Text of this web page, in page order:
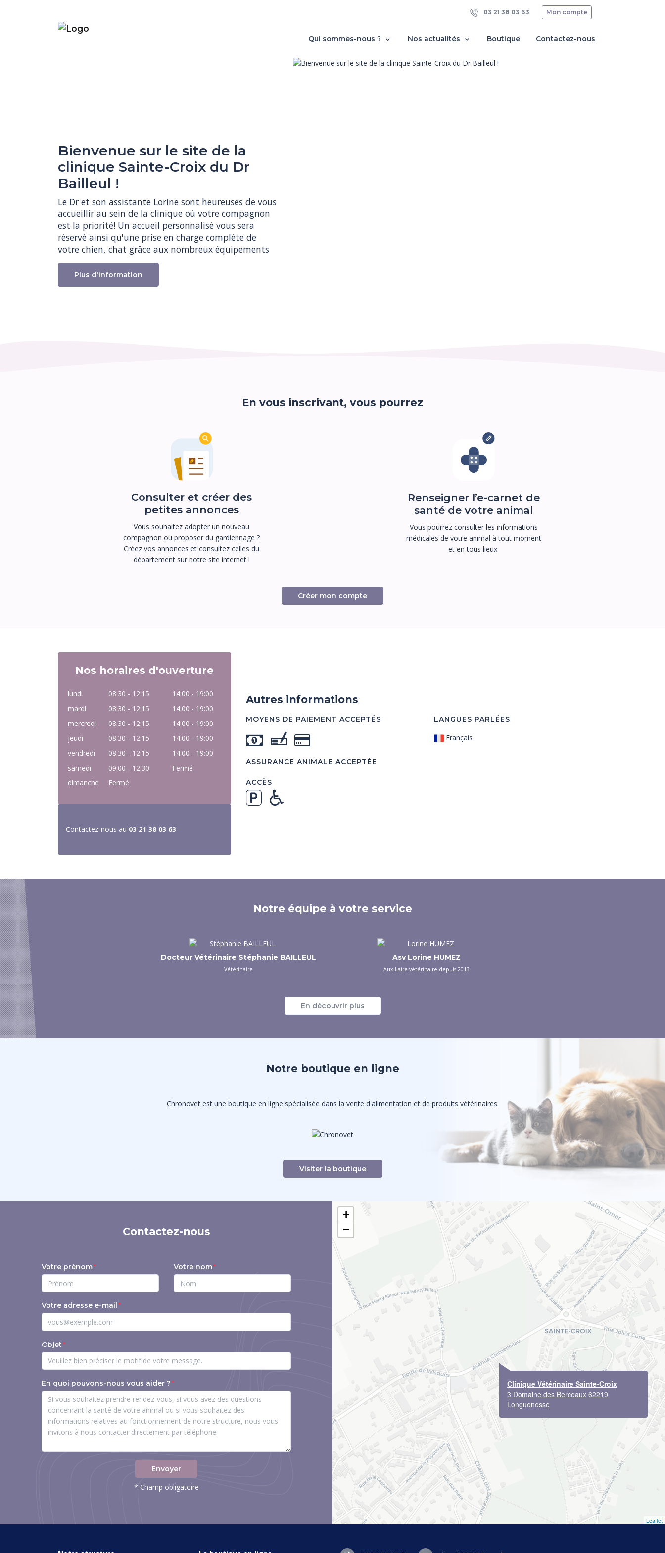
Qui sommes-nous ? Nos actualités Boutique Contactez-nous
03 21 38 03 63 Mon compte
Bienvenue sur le site de la
clinique Sainte-Croix du Dr
Bailleul !
Le Dr et son assistante Lorine sont heureuses de vous
accueillir au sein de la clinique où votre compagnon
est la priorité! Un accueil personnalisé vous sera
réservé ainsi qu'une prise en charge complète de
votre chien, chat grâce aux nombreux équipements
Plus d'information
En vous inscrivant, vous pourrez
Consulter et créer des
petites annonces
Vous souhaitez adopter un nouveau
compagnon ou proposer du gardiennage ?
Créez vos annonces et consultez celles du
département sur notre site internet !
Renseigner l’e-carnet de
santé de votre animal
Vous pourrez consulter les informations
médicales de votre animal à tout moment
et en tous lieux.
Créer mon compte
Nos horaires d'ouverture
lundi 08:30 - 12:15
14:00 - 19:00
mardi
08:30 - 12:15
14:00 - 19:00
mercredi
08:30 - 12:15
14:00 - 19:00
jeudi
08:30 - 12:15
14:00 - 19:00
vendredi
08:30 - 12:15
14:00 - 19:00
samedi
09:00 - 12:30
Fermé
dimanche
Fermé
Contactez-nous au 03 21 38 03 63
Autres informations
LANGUES PARLÉES
Français
MOYENS DE PAIEMENT ACCEPTÉS
ASSURANCE ANIMALE ACCEPTÉE
ACCÈS
Notre équipe à votre service
Docteur Vétérinaire Stéphanie BAILLEUL
Vétérinaire
Asv Lorine HUMEZ
Auxiliaire vétérinaire depuis 2013
En découvrir plus
Notre boutique en ligne
Chronovet est une boutique en ligne spécialisée dans la vente d'alimentation et de produits vétérinaires.
Visiter la boutique
Clinique Vétérinaire Sainte-Croix
3 Domaine des Berceaux 62219
Longuenesse
+
−
Leaflet
Contactez-nous
Votre prénom Votre nom
Votre adresse e-mail
Objet
En quoi pouvons-nous vous aider ?
Envoyer
* Champ obligatoire